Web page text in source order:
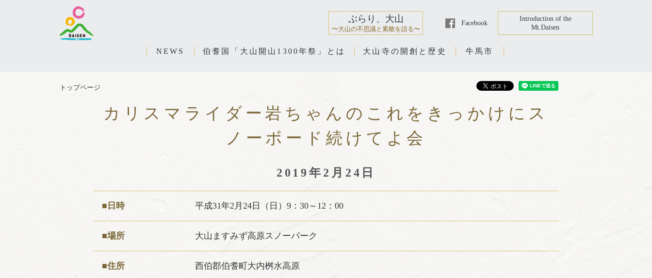
ぶらり、大山
〜大山の不思議と素敵を語る〜
Facebook
Introduction of the
Mt.Daisen
NEWS 伯耆国「大山開山1300年祭」とは 大山寺の開創と歴史 牛馬市
トップページ
カリスマライダー岩ちゃんのこれをきっかけにス
ノーボード続けてよ会
2019年2月24日
■日時 平成31年2月24日（日）9：30～12：00
■場所 大山ますみず高原スノーパーク
■住所 西伯郡伯耆町大内桝水高原